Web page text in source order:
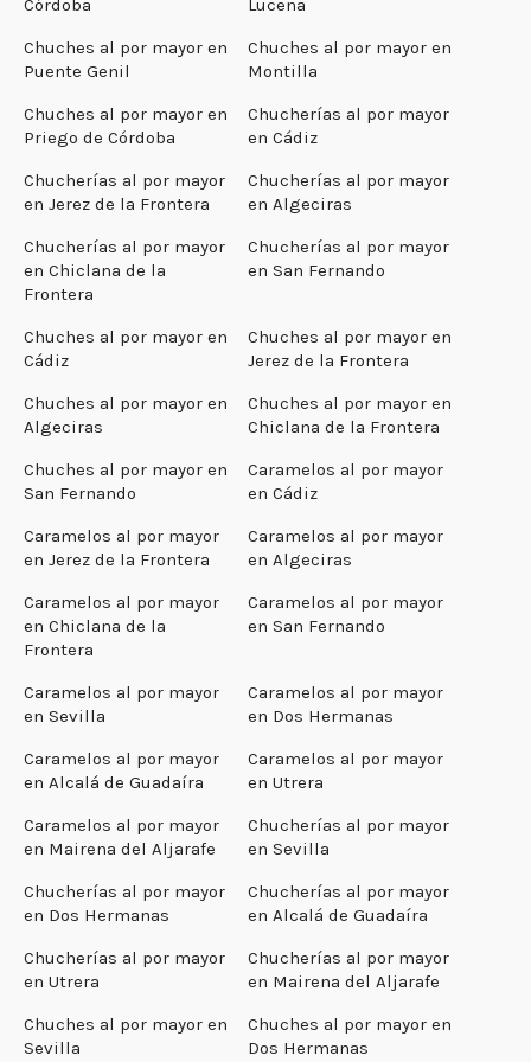
Córdoba
Lucena
Chuches al por mayor en
Puente Genil
Chuches al por mayor en
Montilla
Chuches al por mayor en
Priego de Córdoba
Chucherías al por mayor
en Cádiz
Chucherías al por mayor
en Jerez de la Frontera
Chucherías al por mayor
en Algeciras
Chucherías al por mayor
en Chiclana de la
Frontera
Chucherías al por mayor
en San Fernando
Chuches al por mayor en
Cádiz
Chuches al por mayor en
Jerez de la Frontera
Chuches al por mayor en
Algeciras
Chuches al por mayor en
Chiclana de la Frontera
Chuches al por mayor en
San Fernando
Caramelos al por mayor
en Cádiz
Caramelos al por mayor
en Jerez de la Frontera
Caramelos al por mayor
en Algeciras
Caramelos al por mayor
en Chiclana de la
Frontera
Caramelos al por mayor
en San Fernando
Caramelos al por mayor
en Sevilla
Caramelos al por mayor
en Dos Hermanas
Caramelos al por mayor
en Alcalá de Guadaíra
Caramelos al por mayor
en Utrera
Caramelos al por mayor
en Mairena del Aljarafe
Chucherías al por mayor
en Sevilla
Chucherías al por mayor
en Dos Hermanas
Chucherías al por mayor
en Alcalá de Guadaíra
Chucherías al por mayor
en Utrera
Chucherías al por mayor
en Mairena del Aljarafe
Chuches al por mayor en
Sevilla
Chuches al por mayor en
Dos Hermanas